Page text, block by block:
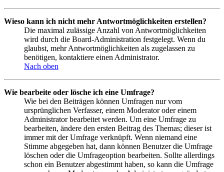
Wieso kann ich nicht mehr Antwortmöglichkeiten erstellen?
Die maximal zulässige Anzahl von Antwortmöglichkeiten
wird durch die Board-Administration festgelegt. Wenn du
glaubst, mehr Antwortmöglichkeiten als zugelassen zu
benötigen, kontaktiere einen Administrator.
Nach oben
Wie bearbeite oder lösche ich eine Umfrage?
Wie bei den Beiträgen können Umfragen nur vom
ursprünglichen Verfasser, einem Moderator oder einem
Administrator bearbeitet werden. Um eine Umfrage zu
bearbeiten, ändere den ersten Beitrag des Themas; dieser ist
immer mit der Umfrage verknüpft. Wenn niemand eine
Stimme abgegeben hat, dann können Benutzer die Umfrage
löschen oder die Umfrageoption bearbeiten. Sollte allerdings
schon ein Benutzer abgestimmt haben, so kann die Umfrage